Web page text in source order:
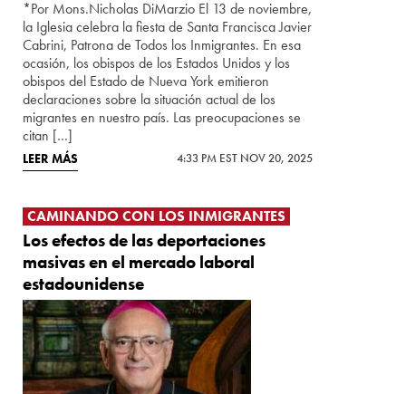
*Por Mons.Nicholas DiMarzio El 13 de noviembre,
la Iglesia celebra la fiesta de Santa Francisca Javier
Cabrini, Patrona de Todos los Inmigrantes. En esa
ocasión, los obispos de los Estados Unidos y los
obispos del Estado de Nueva York emitieron
declaraciones sobre la situación actual de los
migrantes en nuestro país. Las preocupaciones se
citan […]
LEER MÁS 4:33 PM EST NOV 20, 2025
CAMINANDO CON LOS INMIGRANTES
Los efectos de las deportaciones
masivas en el mercado laboral
estadounidense